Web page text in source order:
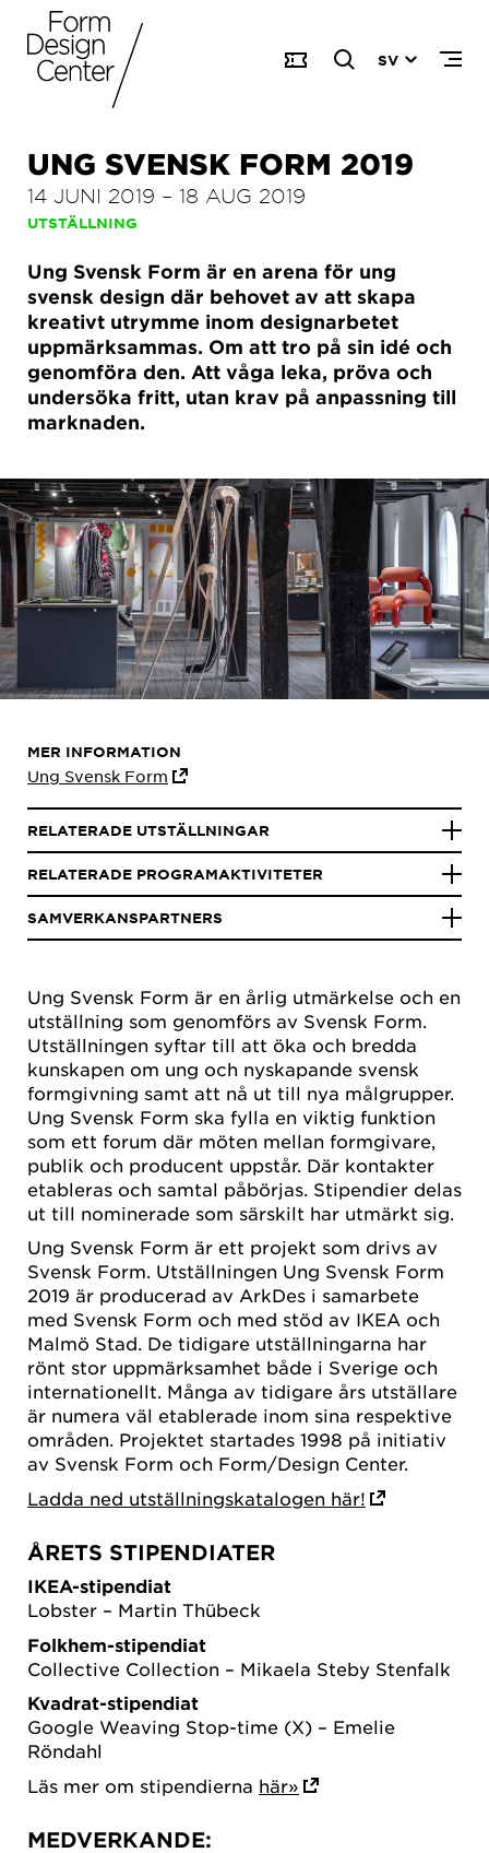
SV
UNG SVENSK FORM 2019
14 JUNI 2019 – 18 AUG 2019
UTSTÄLLNING
Ung Svensk Form är en arena för ung
svensk design där behovet av att skapa
kreativt utrymme inom designarbetet
uppmärksammas. Om att tro på sin idé och
genomföra den. Att våga leka, pröva och
undersöka fritt, utan krav på anpassning till
marknaden.
Ung Svensk Form är en årlig utmärkelse och en
utställning som genomförs av Svensk Form.
Utställningen syftar till att öka och bredda
kunskapen om ung och nyskapande svensk
formgivning samt att nå ut till nya målgrupper.
Ung Svensk Form ska fylla en viktig funktion
som ett forum där möten mellan formgivare,
publik och producent uppstår. Där kontakter
etableras och samtal påbörjas. Stipendier delas
ut till nominerade som särskilt har utmärkt sig.
Ung Svensk Form är ett projekt som drivs av
Svensk Form. Utställningen Ung Svensk Form
2019 är producerad av ArkDes i samarbete
med Svensk Form och med stöd av IKEA och
Malmö Stad. De tidigare utställningarna har
rönt stor uppmärksamhet både i Sverige och
internationellt. Många av tidigare års utställare
är numera väl etablerade inom sina respektive
områden. Projektet startades 1998 på initiativ
av Svensk Form och Form/Design Center.
Ladda ned utställningskatalogen här!
ÅRETS STIPENDIATER
IKEA-stipendiat
Lobster – Martin Thübeck
Folkhem-stipendiat
Collective Collection – Mikaela Steby Stenfalk
Kvadrat-stipendiat
Google Weaving Stop-time (X) – Emelie
Röndahl
Läs mer om stipendierna här»
MEDVERKANDE:
MER INFORMATION
Ung Svensk Form
RELATERADE UTSTÄLLNINGAR
RELATERADE PROGRAMAKTIVITETER
SAMVERKANSPARTNERS